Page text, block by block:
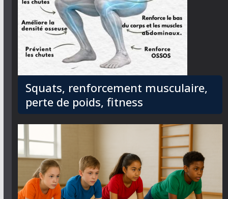
Squats, renforcement musculaire,
perte de poids, fitness